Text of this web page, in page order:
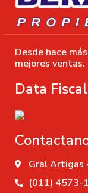
Desde hace
mejores ventas.
Data Fiscal
Gral Artigas
(011) 4573-